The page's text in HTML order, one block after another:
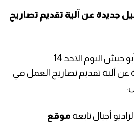
عن آلية تقديم تصاريح
كشف وزير العمل نصري أبو جيش اليوم الاحد 14
آلية تقديم تصاريح العمل في
أجيال تابعه موقع